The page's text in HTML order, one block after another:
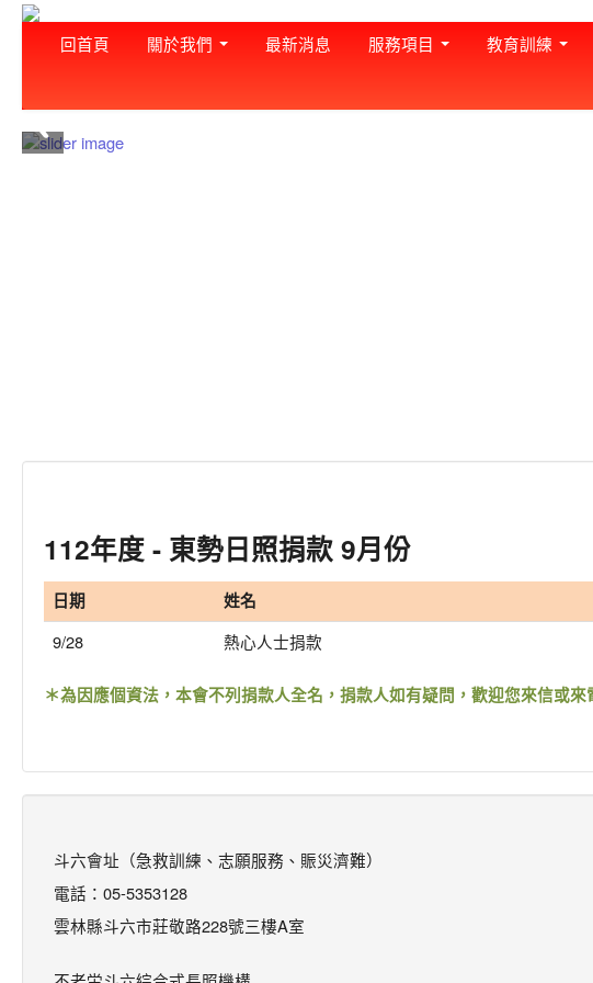
回首頁 關於我們 最新消息 服務項目 教育訓練
112年度 - 東勢日照捐款 9月份
日期 姓名
9/28
熱心人士捐款
＊為因應個資法，本會不列捐款人全名，捐款人如有疑問，歡迎您來信或來
斗六會址（急救訓練、志願服務、賑災濟難）
電話：05-5353128
雲林縣斗六市莊敬路228號三樓A室